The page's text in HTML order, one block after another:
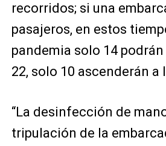
recorridos; si una
pasajeros, en estos
pandemia solo 14 podrán
22, solo 10 ascenderán a
“La desinfección de
tripulación de la